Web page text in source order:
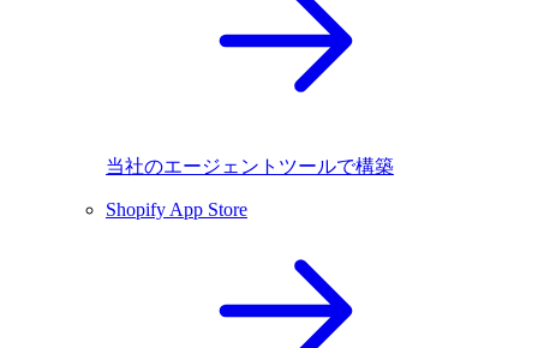
当社のエージェントツールで構築
Shopify App Store